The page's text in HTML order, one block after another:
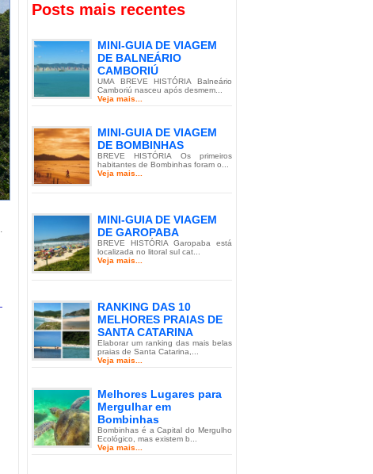
Posts mais recentes
MINI-GUIA DE VIAGEM
DE BALNEÁRIO
CAMBORIÚ
UMA BREVE HISTÓRIA Balneário
Camboriú nasceu após desmem...
Veja mais...
MINI-GUIA DE VIAGEM
DE BOMBINHAS
BREVE HISTÓRIA Os primeiros
habitantes de Bombinhas foram o...
Veja mais...
MINI-GUIA DE VIAGEM
DE GAROPABA
BREVE HISTÓRIA Garopaba está
localizada no litoral sul cat...
Veja mais...
RANKING DAS 10
MELHORES PRAIAS DE
SANTA CATARINA
Elaborar um ranking das mais belas
praias de Santa Catarina,...
Veja mais...
Melhores Lugares para
Mergulhar em
Bombinhas
Bombinhas é a Capital do Mergulho
Ecológico, mas existem b...
Veja mais...